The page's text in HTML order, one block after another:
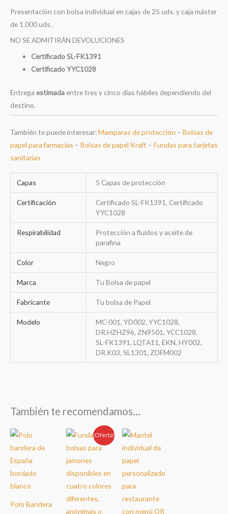
Presentación con bolsa individual en cajas de 25 uds. y caja máster
de 1.000 uds.
NO SE ADMITIRÁN DEVOLUCIONES
Certificado SL-FK1391
Certificado YYC1028
Entrega estimada entre tres y cinco días hábiles dependiendo del
destino.
También te puede interesar:Mamparas de protección – Bolsas de
papel para farmacias – Bolsas de papel Kraft – Fundas para tarjetas
sanitarias
Capas 5 Capas de protección
Certificación
Certificado SL-FK1391, Certificado
YYC1028
Respirabilidad
Protección a fluidos y aceite de
parafina
Color Negro
Marca Tu Bolsa de papel
Fabricante Tu bolsa de Papel
Modelo
MC-001, YD002, YYC1028,
DR.HZHZ96, ZN9501, YCC1028,
SL-FK1391, LQTA11, EKN, HY002,
DR.K03, SL1301, ZDFM002
También te recomendamos…
Polo Bandera
Oferta!
¡Oferta!